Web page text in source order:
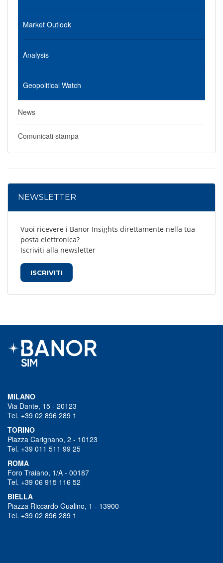
Market Outlook
Analysis
Geopolitical Watch
News
Comunicati stampa
NEWSLETTER
Vuoi ricevere i Banor Insights direttamente nella tua
posta elettronica?
Iscriviti alla newsletter
ISCRIVITI
MILANO
Via Dante, 15 - 20123
Tel. +39 02 896 289 1
TORINO
Piazza Carignano, 2 - 10123
Tel. +39 011 511 99 25
ROMA
Foro Traiano, 1/A - 00187
Tel. +39 06 915 116 52
BIELLA
Piazza Riccardo Gualino, 1 - 13900
Tel. +39 02 896 289 1